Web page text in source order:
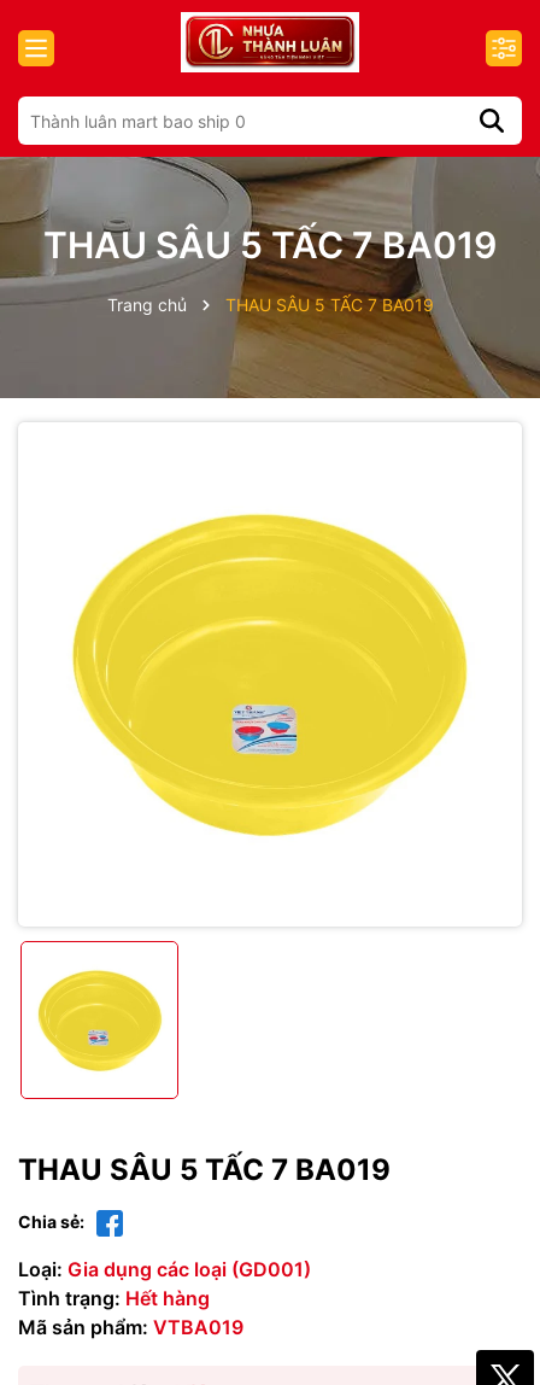
THAU SÂU 5 TẤC 7 BA019
Trang chủ THAU SÂU 5 TẤC 7 BA019
THAU SÂU 5 TẤC 7 BA019
Chia sẻ:
Loại: Gia dụng các loại (GD001)
Tình trạng: Hết hàng
Mã sản phẩm: VTBA019